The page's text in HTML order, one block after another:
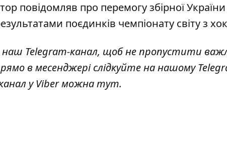
повідомляв про перемогу збірної України
поєдинків чемпіонату світу з
наш Telegram-канал, щоб не пропустити
в месенджері слідкуйте на нашому
у Viber можнатут.